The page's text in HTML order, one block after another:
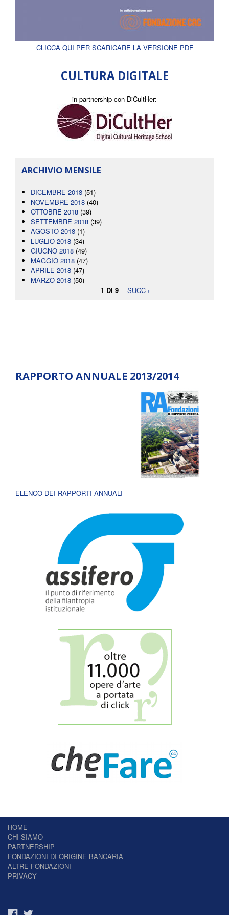
CLICCA QUI PER SCARICARE LA VERSIONE PDF
CULTURA DIGITALE
in partnership con DiCultHer:
ARCHIVIO MENSILE
DICEMBRE 2018 (51)
NOVEMBRE 2018 (40)
OTTOBRE 2018 (39)
SETTEMBRE 2018 (39)
AGOSTO 2018 (1)
LUGLIO 2018 (34)
GIUGNO 2018 (49)
MAGGIO 2018 (47)
APRILE 2018 (47)
MARZO 2018 (50)
1 DI 9
SUCC ›
RAPPORTO ANNUALE 2013/2014
ELENCO DEI RAPPORTI ANNUALI
HOME
CHI SIAMO
PARTNERSHIP
FONDAZIONI DI ORIGINE BANCARIA
ALTRE FONDAZIONI
PRIVACY